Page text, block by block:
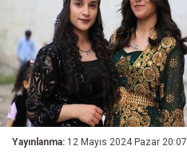
Yayınlanma: 12 Mayıs 2024 Pazar 20:07